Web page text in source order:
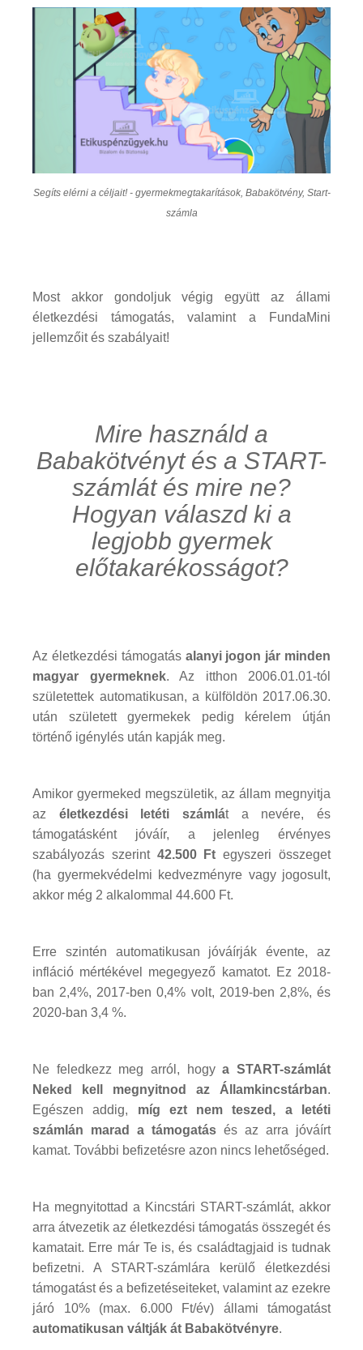
Segíts elérni a céljait! - gyermekmegtakarítások, Babakötvény, Start-
számla
Most akkor gondoljuk végig együtt az állami
életkezdési támogatás, valamint a FundaMini
jellemzőit és szabályait!
Mire használd a
Babakötvényt és a START-
számlát és mire ne?
Hogyan válaszd ki a
legjobb gyermek
előtakarékosságot?
Az életkezdési támogatás alanyi jogon jár minden
magyar gyermeknek. Az itthon 2006.01.01-tól
születettek automatikusan, a külföldön 2017.06.30.
után született gyermekek pedig kérelem útján
történő igénylés után kapják meg.
Amikor gyermeked megszületik, az állam megnyitja
az életkezdési letéti számlát a nevére, és
támogatásként jóváír, a jelenleg érvényes
szabályozás szerint 42.500 Ft egyszeri összeget
(ha gyermekvédelmi kedvezményre vagy jogosult,
akkor még 2 alkalommal 44.600 Ft.
Erre szintén automatikusan jóváírják évente, az
infláció mértékével megegyező kamatot. Ez 2018-
ban 2,4%, 2017-ben 0,4% volt, 2019-ben 2,8%, és
2020-ban 3,4 %.
Ne feledkezz meg arról, hogya START-számlát
Neked kell megnyitnod az Államkincstárban.
Egészen addig, míg ezt nem teszed, a letéti
számlán marad a támogatás és az arra jóváírt
kamat. További befizetésre azon nincs lehetőséged.
Ha megnyitottad a Kincstári START-számlát, akkor
arra átvezetik az életkezdési támogatás összegét és
kamatait. Erre már Te is, és családtagjaid is tudnak
befizetni. A START-számlára kerülő életkezdési
támogatást és a befizetéseiteket, valamint az ezekre
járó 10% (max. 6.000 Ft/év) állami támogatást
automatikusan váltják át Babakötvényre.